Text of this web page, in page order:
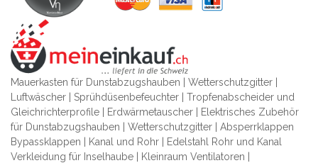
Mauerkasten für Dunstabzugshauben | Wetterschutzgitter |
Luftwäscher | Sprühdüsenbefeuchter | Tropfenabscheider und
Gleichrichterprofile | Erdwärmetauscher | Elektrisches Zubehör
für Dunstabzugshauben | Wetterschutzgitter | Absperrklappen
Bypassklappen | Kanal und Rohr | Edelstahl Rohr und Kanal
Verkleidung für Inselhaube | Kleinraum Ventilatoren |